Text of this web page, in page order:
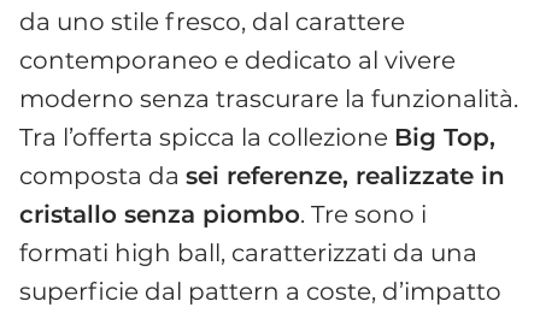
da uno stile fresco, dal carattere
contemporaneo e dedicato al vivere
moderno senza trascurare la funzionalità.
Tra l’offerta spicca la collezione Big Top,
composta da sei referenze, realizzate in
cristallo senza piombo. Tre sono i
formati high ball, caratterizzati da una
superficie dal pattern a coste, d’impatto